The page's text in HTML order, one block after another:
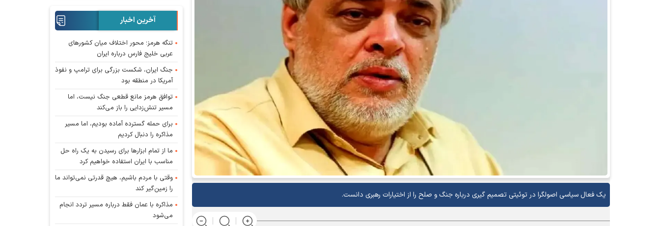
یک فعال سیاسی اصولگرا در توئیتی تصمیم گیری درباره جنگ و صلح را از اختیارات رهبری دانست.
آخرین اخبار
تنگه هرمز؛ محور اختلاف میان کشورهای
عربی خلیج فارس درباره ایران
جنگ ایران، شکست بزرگی برای ترامپ و نفوذ
آمریکا در منطقه بود
توافق هرمز مانع قطعی جنگ نیست، اما
مسیر تنش‌زدایی را باز می‌کند
برای حمله گسترده آماده بودیم، اما مسیر
مذاکره را دنبال کردیم
ما از تمام ابزار‌ها برای رسیدن به یک راه حل
مناسب با ایران استفاده خواهیم کرد
وقتی با مردم باشیم، هیچ قدرتی نمی‌تواند ما
را زمین‌گیر کند
مذاکره با عمان فقط درباره مسیر تردد انجام
می‌شود